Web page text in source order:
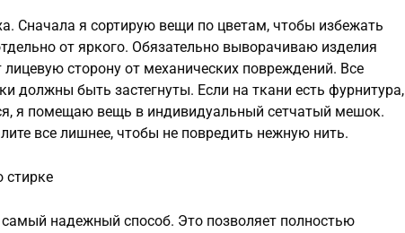
Сначала я сортирую вещи по цветам, чтобы избежать
от яркого. Обязательно выворачиваю изделия
сторону от механических повреждений. Все
должны быть застегнуты. Если на ткани есть фурнитура,
я помещаю вещь в индивидуальный сетчатый мешок.
все лишнее, чтобы не повредить нежную нить.
стирке
надежный способ. Это позволяет полностью